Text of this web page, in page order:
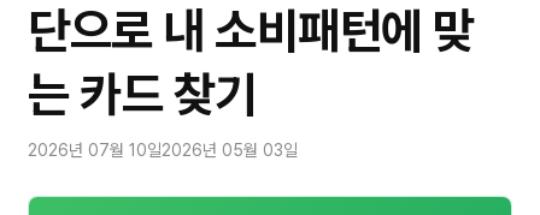
단으로 내 소비패턴에 맞
는 카드 찾기
2026년 07월 10일2026년 05월 03일